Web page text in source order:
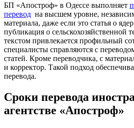
БП «Апостроф» в Одессе выполняет
перевод на высшем уровне,
материала, даже если это статья о
публикация о сельскохозяйственной
текстом привлекается профильный
специалисты справляются с
статей. Кроме переводчика, с
и корректор. Такой подход
перевода.
Сроки перевода
агентстве «Апостроф»